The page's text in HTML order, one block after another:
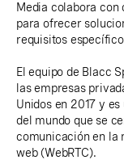
Media colabora con
para ofrecer
requisitos
El equipo de Blacc
las empresas
Unidos en 2017 y
del mundo que se
comunicación en la
web (WebRTC).